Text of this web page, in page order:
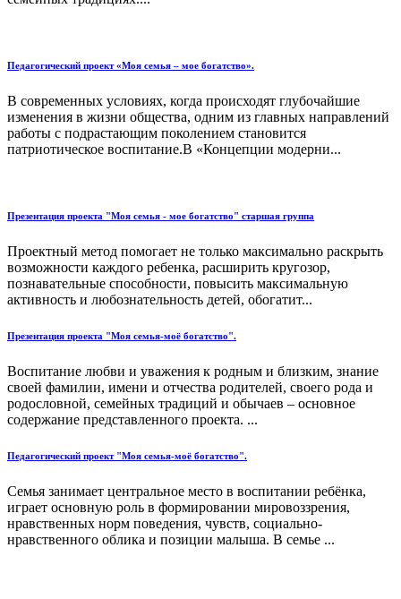
Педагогический проект «Моя семья – мое богатство».
В современных условиях, когда происходят глубочайшие
изменения в жизни общества, одним из главных направлений
работы с подрастающим поколением становится
патриотическое воспитание.В «Концепции модерни...
Презентация проекта "Моя семья - мое богатство" старшая группа
Проектный метод помогает не только максимально раскрыть
возможности каждого ребенка, расширить кругозор,
познавательные способности, повысить максимальную
активность и любознательность детей, обогатит...
Презентация проекта "Моя семья-моё богатство".
Воспитание любви и уважения к родным и близким, знание
своей фамилии, имени и отчества родителей, своего рода и
родословной, семейных традиций и обычаев – основное
содержание представленного проекта. ...
Педагогический проект "Моя семья-моё богатство".
Семья занимает центральное место в воспитании ребёнка,
играет основную роль в формировании мировоззрения,
нравственных норм поведения, чувств, социально-
нравственного облика и позиции малыша. В семье ...